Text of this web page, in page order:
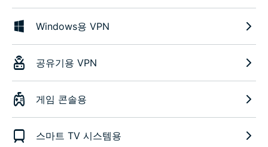
Windows용 VPN
공유기용 VPN
게임 콘솔용
스마트 TV 시스템용